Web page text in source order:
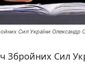
Сил України Олександр
Збройних Сил